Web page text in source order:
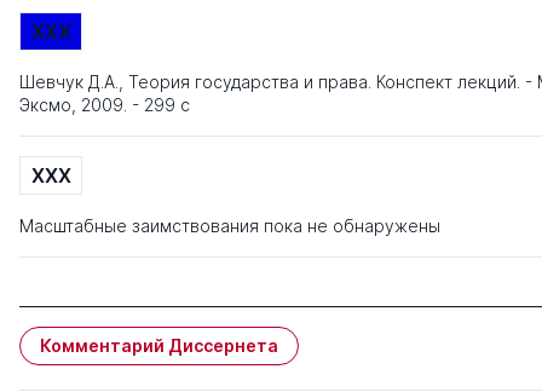
XXX
Шевчук Д.А., Теория государства и права. Конспект лекций. -
Эксмо, 2009. - 299 с
XXX
Масштабные заимствования пока не обнаружены
Комментарий Диссернета